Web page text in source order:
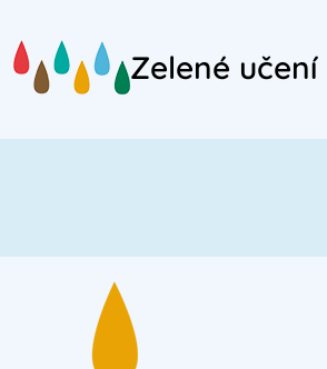
na
hlavní
Zelené učení